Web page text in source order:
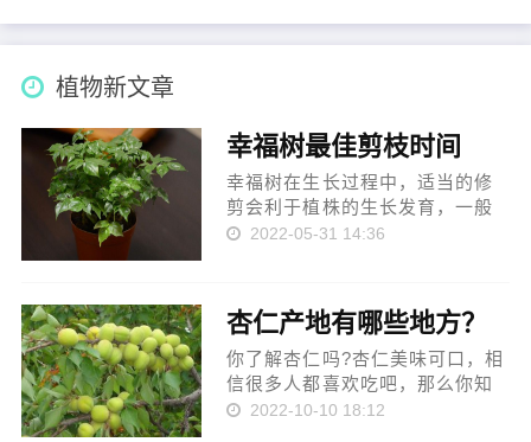
植物新文章
幸福树最佳剪枝时间
幸福树在生长过程中，适当的修
剪会利于植株的生长发育，一般
是在夏季的7月份的生长期和冬季
剪，剪根，这样就可以让幸福树
生长的枝繁叶茂。 一、幸福树在
7月份或...
2022-05-31 14:36
杏仁产地有哪些地方？
你了解杏仁吗?杏仁美味可口，相
信很多人都喜欢吃吧，那么你知
道杏仁的产地吗?估计很少有人知
2022-10-10 18:12